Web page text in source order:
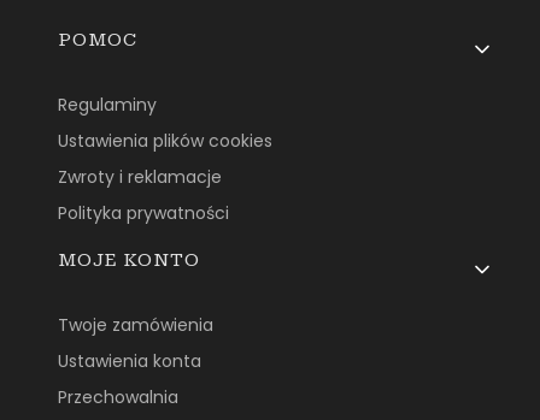
Linki w stopce
POMOC
Regulaminy
Ustawienia plików cookies
Zwroty i reklamacje
Polityka prywatności
MOJE KONTO
Twoje zamówienia
Ustawienia konta
Przechowalnia